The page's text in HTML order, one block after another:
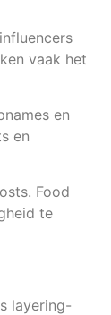
vaak het
en
en
Food
te
layering-